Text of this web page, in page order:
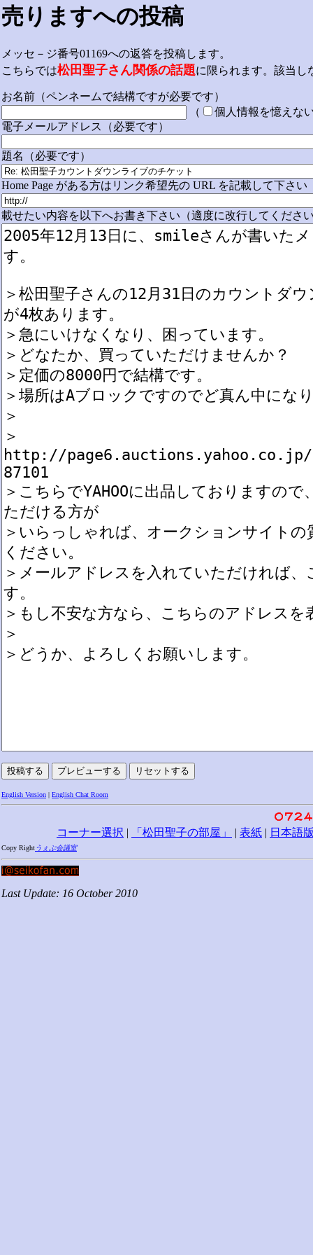
売りますへの投稿
メッセ－ジ番号01169への返答を投稿します。
こちらでは松田聖子さん関係の話題に限られます。該当し
お名前（ペンネームで結構ですが必要です）
（
個人情報を憶えな
電子メールアドレス（必要です）
題名（必要です）
Home Page がある方はリンク希望先の URL を記載して下さい
載せたい内容を以下へお書き下さい（適度に改行してくださ
English Version English Chat Room
コーナー選択 | 「松田聖子の部屋」 | 表紙 | 日本語
Copy Right うぇぶ会議室
Last Update: 16 October 2010